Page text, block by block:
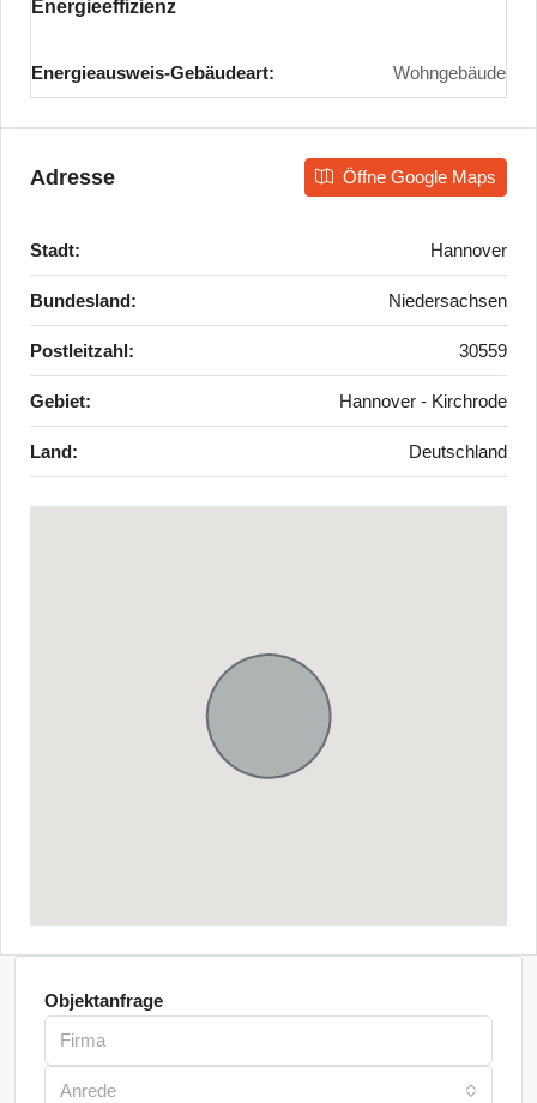
Energieeffizienz
Energieausweis-Gebäudeart: Wohngebäude
Adresse Öffne Google Maps
Stadt: Hannover
Bundesland: Niedersachsen
Postleitzahl: 30559
Gebiet: Hannover - Kirchrode
Land: Deutschland
Objektanfrage
Anrede